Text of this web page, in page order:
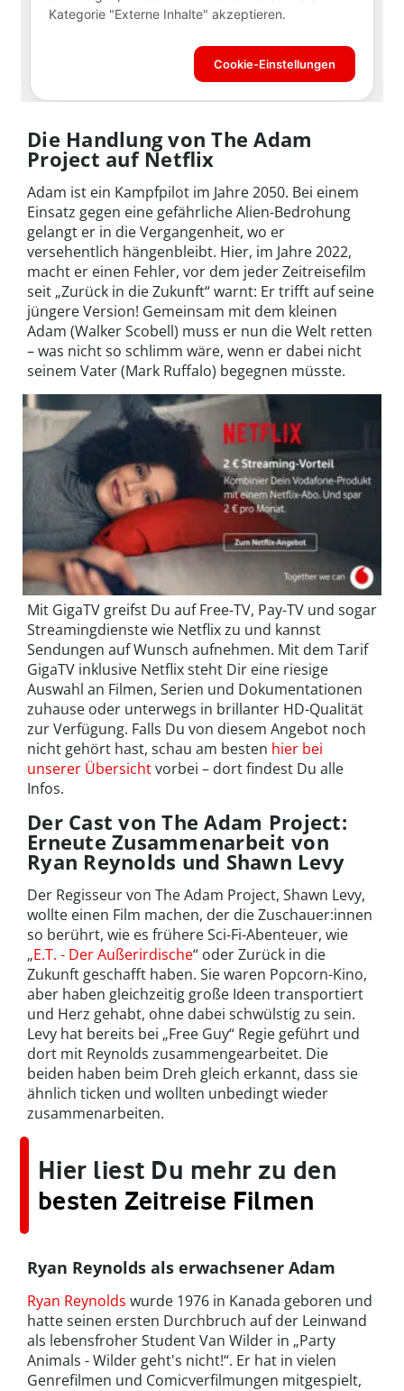
Die Handlung von The Adam
Project auf Netflix
Adam ist ein Kampfpilot im Jahre 2050. Bei einem
Einsatz gegen eine gefährliche Alien-Bedrohung
gelangt er in die Vergangenheit, wo er
versehentlich hängenbleibt. Hier, im Jahre 2022,
macht er einen Fehler, vor dem jeder Zeitreisefilm
seit „Zurück in die Zukunft“ warnt: Er trifft auf seine
jüngere Version! Gemeinsam mit dem kleinen
Adam (Walker Scobell) muss er nun die Welt retten
– was nicht so schlimm wäre, wenn er dabei nicht
seinem Vater (Mark Ruffalo) begegnen müsste.
Mit GigaTV greifst Du auf Free-TV, Pay-TV und sogar
Streamingdienste wie Netflix zu und kannst
Sendungen auf Wunsch aufnehmen. Mit dem Tarif
GigaTV inklusive Netflix steht Dir eine riesige
Auswahl an Filmen, Serien und Dokumentationen
zuhause oder unterwegs in brillanter HD-Qualität
zur Verfügung. Falls Du von diesem Angebot noch
nicht gehört hast, schau am besten hier bei
unserer Übersichtvorbei – dort findest Du alle
Infos.
Der Cast von The Adam Project:
Erneute Zusammenarbeit von
Ryan Reynolds und Shawn Levy
Der Regisseur von The Adam Project, Shawn Levy,
wollte einen Film machen, der die Zuschauer:innen
so berührt, wie es frühere Sci-Fi-Abenteuer, wie
„E.T. - Der Außerirdische“ oder Zurück in die
Zukunft geschafft haben. Sie waren Popcorn-Kino,
aber haben gleichzeitig große Ideen transportiert
und Herz gehabt, ohne dabei schwülstig zu sein.
Levy hat bereits bei „Free Guy“ Regie geführt und
dort mit Reynolds zusammengearbeitet. Die
beiden haben beim Dreh gleich erkannt, dass sie
ähnlich ticken und wollten unbedingt wieder
zusammenarbeiten.
Hier liest Du mehr zu den
besten Zeitreise Filmen
Ryan Reynolds als erwachsener Adam
Ryan Reynolds wurde 1976 in Kanada geboren und
hatte seinen ersten Durchbruch auf der Leinwand
als lebensfroher Student Van Wilder in „Party
Animals - Wilder geht's nicht!“. Er hat in vielen
Genrefilmen und Comicverfilmungen mitgespielt,